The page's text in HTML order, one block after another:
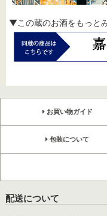
▼この蔵のお酒をもっと
お買い物ガイド
包装について
配送について